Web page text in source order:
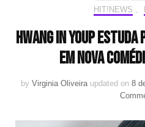
HIT!NEWS
Hwang In Youp
em nova
by Virginia Oliveira updated on 8